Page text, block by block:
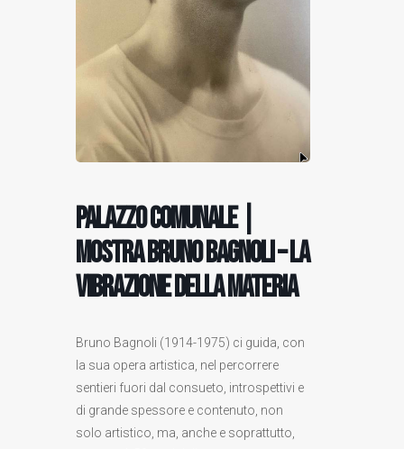
MUSEO DELLA CERAMICA
Palazzo Comunale |
Mostra Bruno Bagnoli – La
vibrazione della materia
Bruno Bagnoli (1914-1975) ci guida, con
la sua opera artistica, nel percorrere
sentieri fuori dal consueto, introspettivi e
di grande spessore e contenuto, non
solo artistico, ma, anche e soprattutto,